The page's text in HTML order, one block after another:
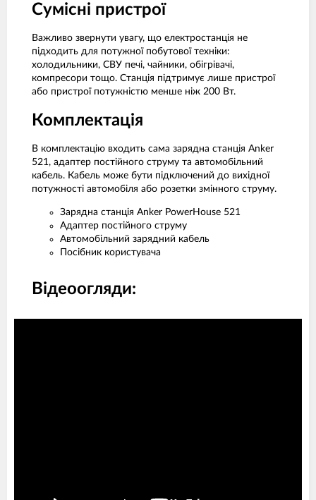
Сумісні пристрої
Важливо звернути увагу, що електростанція не
підходить для потужної побутової техніки:
холодильники, СВУ печі, чайники, обігрівачі,
компресори тощо. Станція підтримує лише пристрої
або пристрої потужністю менше ніж 200 Вт.
Комплектація
В комплектацію входить сама зарядна станція Anker
521, адаптер постійного струму та автомобільний
кабель. Кабель може бути підключений до вихідної
потужності автомобіля або розетки змінного струму.
Зарядна станція Anker PowerHouse 521
Адаптер постійного струму
Автомобільний зарядний кабель
Посібник користувача
Відеоогляди: